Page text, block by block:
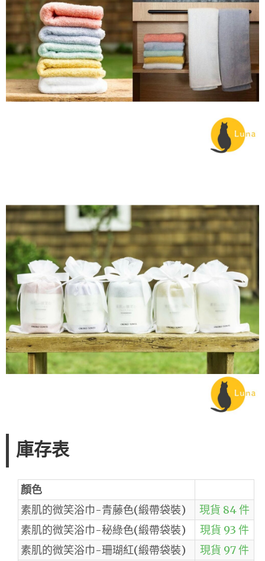
庫存表
顏色
素肌的微笑浴巾-青藤色(緞帶袋裝)
現貨 84 件
素肌的微笑浴巾-秘綠色(緞帶袋裝)
現貨 93 件
素肌的微笑浴巾-珊瑚紅(緞帶袋裝)
現貨 97 件